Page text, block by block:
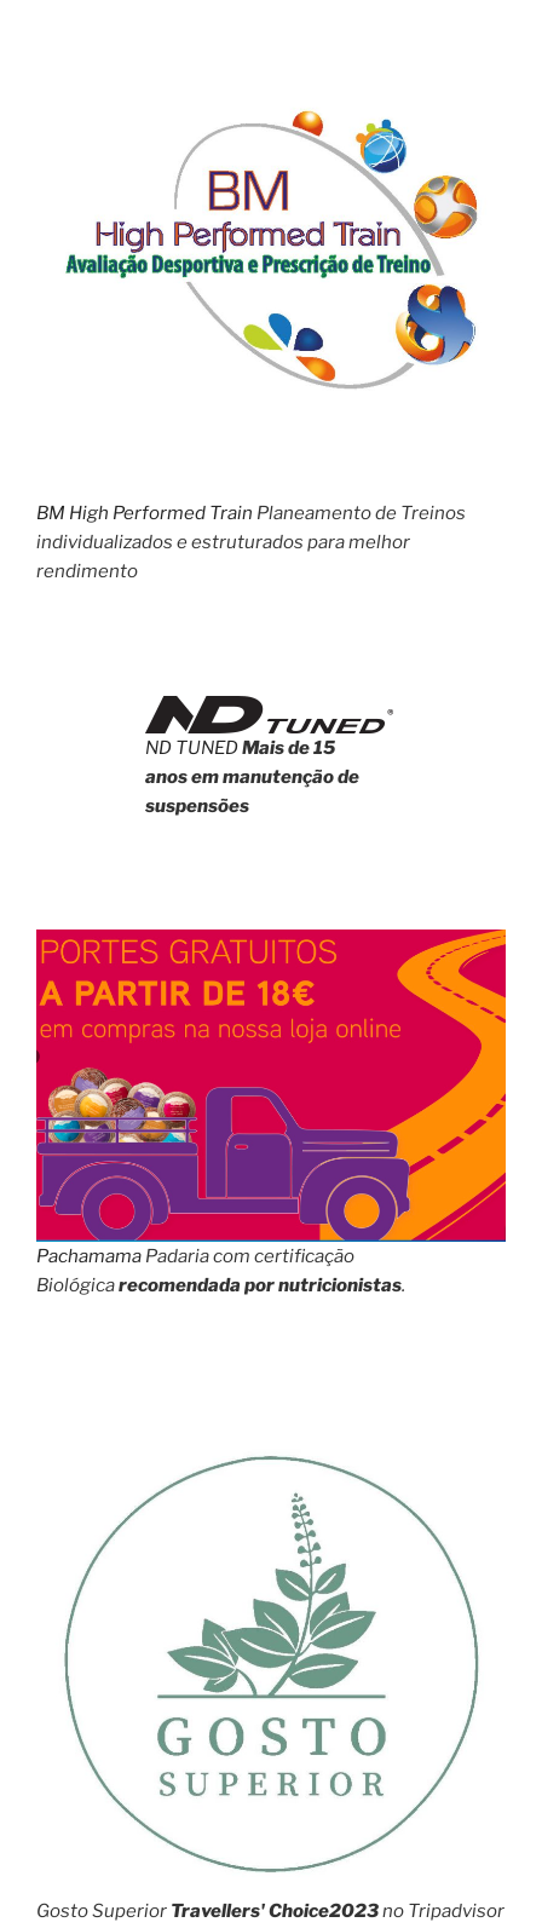
BM High Performed Train Planeamento de Treinos
individualizados e estruturados para melhor
rendimento
ND TUNEDMais de 15
anos em manutenção de
suspensões
Pachamama Padaria com certificação
Biológicarecomendada por nutricionistas.
Gosto Superior Travellers' Choice2023no Tripadvisor